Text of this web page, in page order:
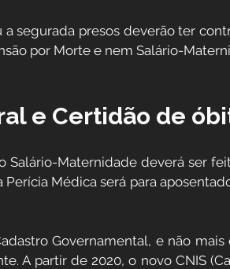
segurada presos deverão ter
por Morte e nem Salário-
e Certidão de
Salário-Maternidade deverá ser
Médica será para
Governamental, e não mais
A partir de 2020, o novo CNIS